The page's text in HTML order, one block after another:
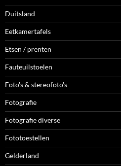
Duitsland
Eetkamertafels
Etsen / prenten
Fauteuilstoelen
Foto's & stereofoto's
Fotografie
Fotografie diverse
Fototoestellen
Gelderland